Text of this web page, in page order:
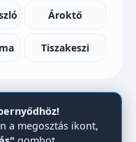
Ároktő
Tiszakeszi
a megosztás ikont,